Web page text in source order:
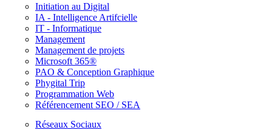
Initiation au Digital
IA - Intelligence Artifcielle
IT - Informatique
Management
Management de projets
Microsoft 365®
PAO & Conception Graphique
Phygital Trip
Programmation Web
Référencement SEO / SEA
Réseaux Sociaux